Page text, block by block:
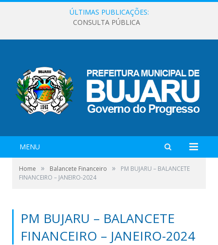
ÚLTIMAS PUBLICAÇÕES:
CONSULTA PÚBLICA
MENU
Home » Balancete Financeiro »
PM BUJARU – BALANCETE
FINANCEIRO – JANEIRO-2024
PM BUJARU – BALANCETE
FINANCEIRO – JANEIRO-2024